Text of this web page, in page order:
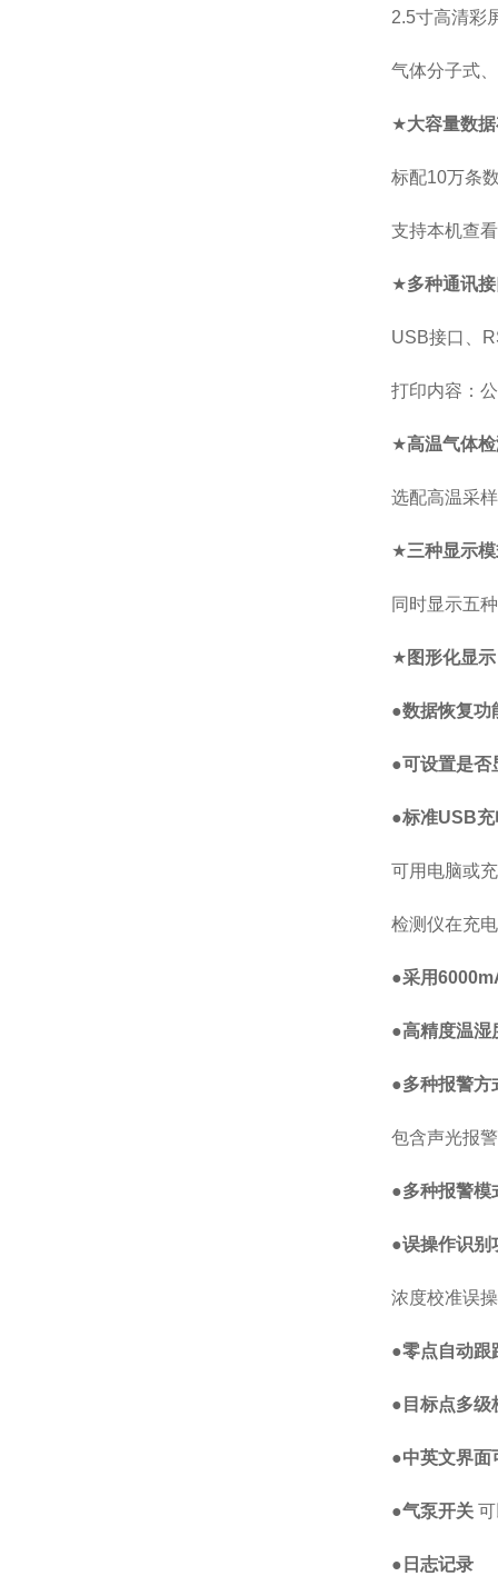
2.5寸高清彩
气体分子式
★大容量数
标配10万条
支持本机查
★多种通讯
USB接口、
打印内容：
★高温气体
选配高温采
★三种显示
同时显示五
★ 图形化显示
●数据恢复功
●可设置是否
●标准USB
可用电脑或
检测仪在充
●采用
●高精度温湿
●多种报警方
包含声光报
●多种报警模
●误操作识别
浓度校准误
●零点自动跟
● 目标点多级
●中英文界面
●气泵开关
● 日志记录